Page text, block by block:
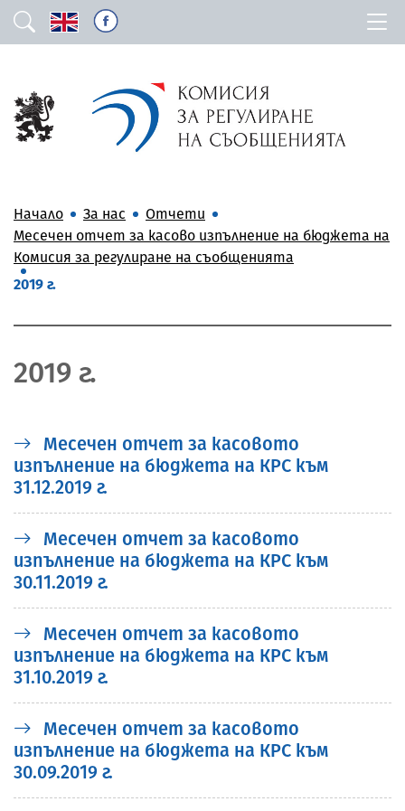
Начало За нас
Отчети
Месечен отчет за касово изпълнение на бюджета на
Комисия за регулиране на съобщенията
2019 г.
2019 г.
Месечен отчет за касовото
изпълнение на бюджета на КРС към
31.12.2019 г.
Месечен отчет за касовото
изпълнение на бюджета на КРС към
30.11.2019 г.
Месечен отчет за касовото
изпълнение на бюджета на КРС към
31.10.2019 г.
Месечен отчет за касовото
изпълнение на бюджета на КРС към
30.09.2019 г.